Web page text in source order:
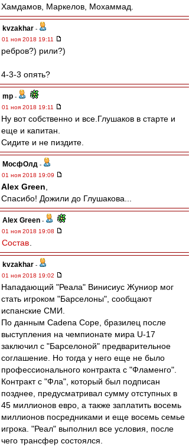
Хамдамов, Маркелов, Мохаммад.
kvzakhar -
01 ноя 2018 19:11
ребров?) рили?)
4-3-3 опять?
mp -
01 ноя 2018 19:11
Ну вот собственно и все.Глушаков в старте и
еще и капитан.
Сидите и не пиздите.
МосфОлд -
01 ноя 2018 19:09
Alex Green
Спасибо! Дожили до Глушакова...
Alex Green -
01 ноя 2018 19:08
Состав
kvzakhar -
01 ноя 2018 19:02
Нападающий "Реала" Винисиус Жуниор мог
стать игроком "Барселоны", сообщают
испанские СМИ.
По данным Cadena Cope, бразилец после
выступления на чемпионате мира U-17
заключил с "Барселоной" предварительное
соглашение. Но тогда у него еще не было
профессионального контракта с "Фламенго".
Контракт с "Фла", который был подписан
позднее, предусматривал сумму отступных в
45 миллионов евро, а также заплатить восемь
миллионов посредниками и еще восемь семье
игрока. "Реал" выполнил все условия, после
чего трансфер состоялся.